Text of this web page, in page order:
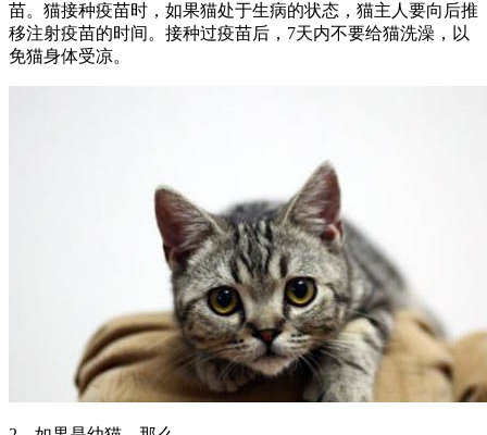
苗。猫接种疫苗时，如果猫处于生病的状态，猫主人要向后推
移注射疫苗的时间。接种过疫苗后，7天内不要给猫洗澡，以
免猫身体受凉。